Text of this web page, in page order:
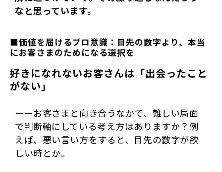
なと思っています。
■価値を届けるプロ意識：目先の数字より、本当
にお客さまのためになる選択を
好きになれないお客さんは「出会ったこと
がない」
ーーお客さまと向き合うなかで、難しい局面
で判断軸にしている考え方はありますか？例
えば、悪い言い方をすると、目先の数字が欲
しい時とか。